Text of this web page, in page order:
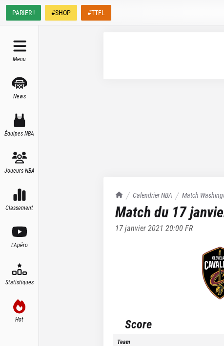
PARIER ! #SHOP #TTFL
Menu
News
Équipes NBA
Joueurs NBA
Classement
L'Apéro
Statistiques
Hot
TrashTalk Actu NBA
Calendrier NBA Match
Match du 17
17 janvier 2021 20:00FR
Score
Team